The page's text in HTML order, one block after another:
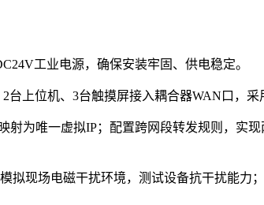
工业电源，确保安装牢固、供电稳定。
2台上位机、3台触摸屏接入耦合器WAN口，采
为唯一虚拟IP；配置跨网段转发规则，实
现场电磁干扰环境，测试设备抗干扰能力